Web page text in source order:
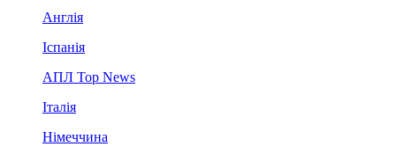
Англія
Іспанія
АПЛ Top News
Італія
Німеччина